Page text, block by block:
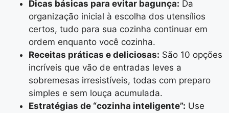
Dicas básicas para evitar bagunça: Da
organização inicial à escolha dos utensílios
certos, tudo para sua cozinha continuar em
ordem enquanto você cozinha.
Receitas práticas e deliciosas: São 10 opções
incríveis que vão de entradas leves a
sobremesas irresistíveis, todas com preparo
simples e sem louça acumulada.
Estratégias de “cozinha inteligente”: Use